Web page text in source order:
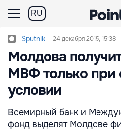
RU
Sputnik 24 декабря 2015, 15:38
Молдова
МВФ только при
условии
Всемирный банк и
фонд выделят Молдове